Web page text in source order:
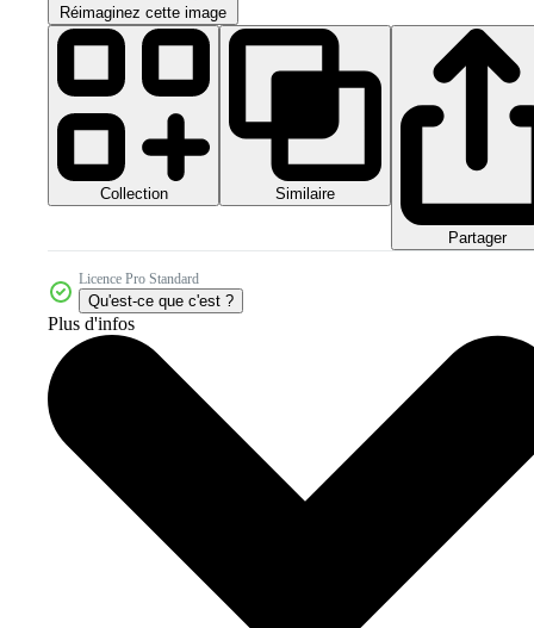
Réimaginez cette image
Collection Similaire
Partager
Licence Pro Standard
Qu'est-ce que c'est ?
Plus d'infos